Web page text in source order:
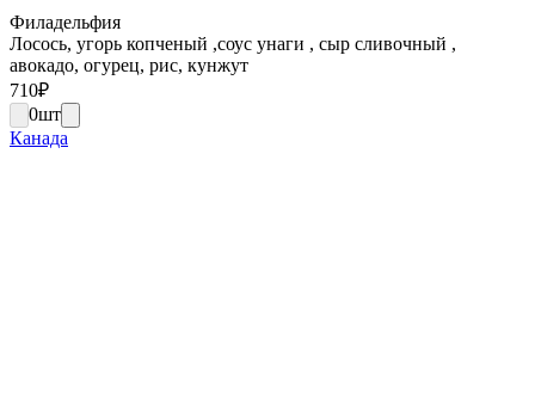
Филадельфия
Лосось, угорь копченый ,соус унаги , сыр сливочный ,
авокадо, огурец, рис, кунжут
710₽
0шт
Канада